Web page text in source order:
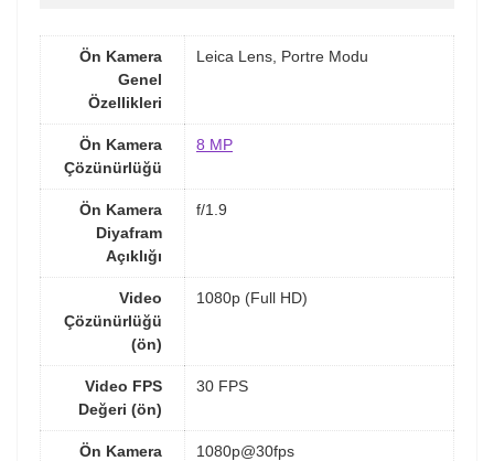
Ön Kamera
Genel
Özellikleri
Leica Lens, Portre Modu
Ön Kamera
Çözünürlüğü
8 MP
Ön Kamera
Diyafram
Açıklığı
f/1.9
Video
Çözünürlüğü
(ön)
1080p (Full HD)
Video FPS
Değeri (ön)
30 FPS
Ön Kamera
1080p@30fps